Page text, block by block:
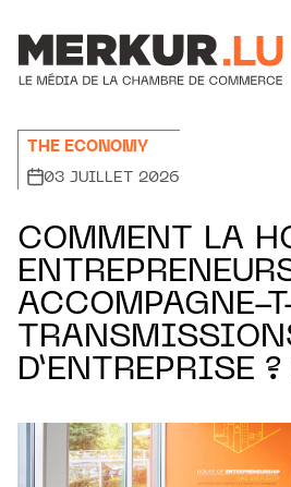
THE ECONOMY
03 JUILLET 2026
COMMENT LA
ACCOMPAGNE-
D’ENTREPRISE